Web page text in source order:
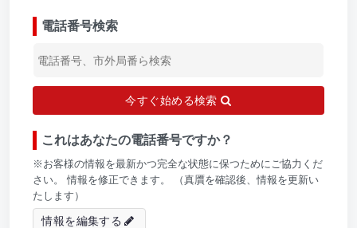
電話番号検索
今すぐ始める検索
これはあなたの電話番号ですか？
※お客様の情報を最新かつ完全な状態に保つためにご協力くだ
さい。 情報を修正できます。 （真贋を確認後、情報を更新い
たします）
情報を編集する